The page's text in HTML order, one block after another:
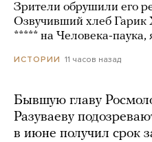
Зрители обрушили его
Озвучивший хлеб Гарик
***** на Человека-
ИСТОРИИ 11 часов назад
Бывшую главу
Разуваеву
в июне получил срок